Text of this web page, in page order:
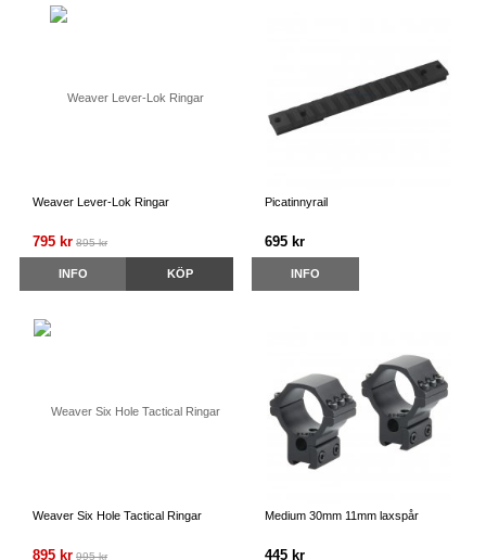
Weaver Lever-Lok Ringar
795 kr 895 kr
INFO KÖP
Picatinnyrail
695 kr
INFO
Weaver Six Hole Tactical Ringar
895 kr 995 kr
Medium 30mm 11mm laxspår
445 kr